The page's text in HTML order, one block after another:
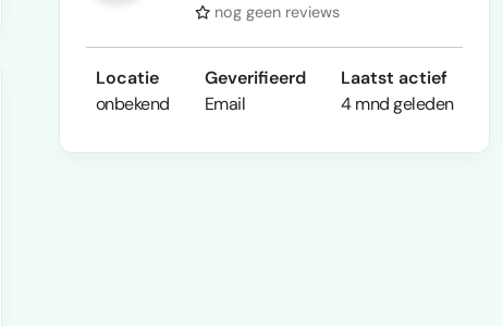
nog geen reviews
Locatie
onbekend
Geverifieerd
Email
Laatst actief
4 mnd geleden